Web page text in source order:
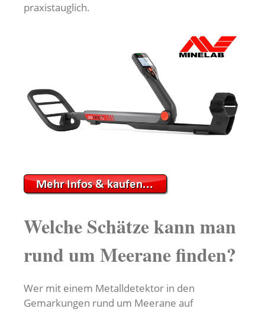
praxistauglich.
Welche Schätze kann man
rund um Meerane finden?
Wer mit einem Metalldetektor in den
Gemarkungen rund um Meerane auf